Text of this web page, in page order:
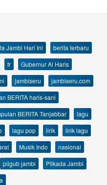
Jambi Hari Ini
berita terbaru
fr
Gubernur Al Haris
jambiseru
jambiseru.com
BERITA haris-sani
BERITA Tanjabbar
lagu
lagu pop lirik
lirik lagu
Musik Indo
nasional
pilgub jambi
Pilkada Jambi